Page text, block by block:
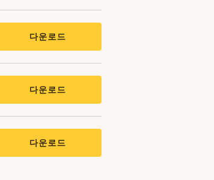
다운로드
다운로드
다운로드